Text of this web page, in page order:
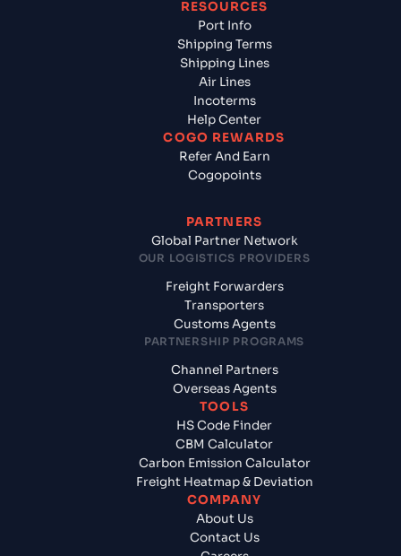
RESOURCES
Port Info
Shipping Terms
Shipping Lines
Air Lines
Incoterms
Help Center
COGO REWARDS
Refer And Earn
Cogopoints
PARTNERS
Global Partner Network
OUR LOGISTICS PROVIDERS
Freight Forwarders
Transporters
Customs Agents
PARTNERSHIP PROGRAMS
Channel Partners
Overseas Agents
TOOLS
HS Code Finder
CBM Calculator
Carbon Emission Calculator
Freight Heatmap & Deviation
COMPANY
About Us
Contact Us